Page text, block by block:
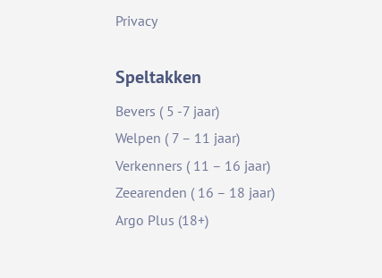
Privacy
Speltakken
Bevers ( 5 -7 jaar)
Welpen ( 7 – 11 jaar)
Verkenners ( 11 – 16 jaar)
Zeearenden ( 16 – 18 jaar)
Argo Plus (18+)